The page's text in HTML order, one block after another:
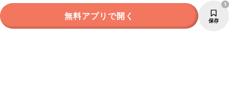
無料アプリで開く 保存
1